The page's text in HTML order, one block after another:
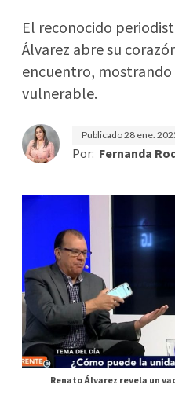
El reconocido
Álvarez abre su
encuentro,
vulnerable.
Publicado28 ene.
Por: Fernanda
Renato Álvarez revela un